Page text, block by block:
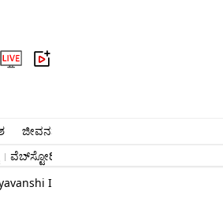
ಜೀವನಶೈಲಿ
ವೆಬ್​ಸ್ಟೋರಿ
In Team India T20 Vs England